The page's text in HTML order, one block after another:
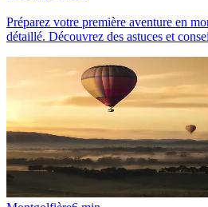
Préparez votre première aventure en
détaillé. Découvrez des astuces et